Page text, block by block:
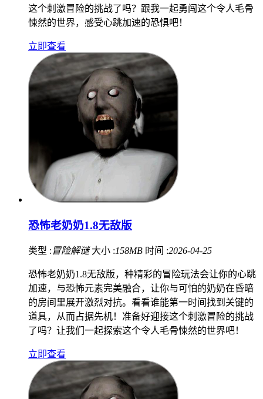
这个刺激冒险的挑战了吗？跟我一起勇闯这个令人毛骨
悚然的世界，感受心跳加速的恐惧吧！
立即查看
恐怖老奶奶1.8无敌版
类型 : 冒险解谜 大小 :158MB 时间 :2026-04-25
恐怖老奶奶1.8无敌版，种精彩的冒险玩法会让你的心跳
加速，与恐怖元素完美融合，让你与可怕的奶奶在昏暗
的房间里展开激烈对抗。看看谁能第一时间找到关键的
道具，从而占据先机！准备好迎接这个刺激冒险的挑战
了吗？让我们一起探索这个令人毛骨悚然的世界吧！
立即查看